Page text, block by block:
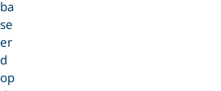
ba
se
er
d
op